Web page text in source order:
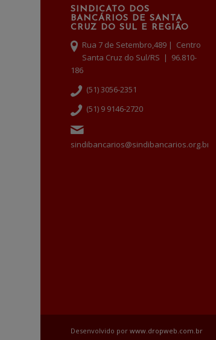
SINDICATO DOS
BANCÁRIOS DE SANTA
CRUZ DO SUL E REGIÃO
Rua 7 de Setembro,489 | Centro
Santa Cruz do Sul/RS | 96.810-
186
(51) 3056-2351
(51) 9 9146-2720
sindibancarios@sindibancarios.org.br
Desenvolvido porwww.dropweb.com.br